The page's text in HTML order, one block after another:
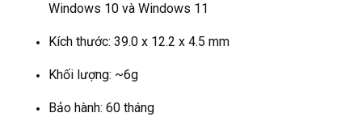
Windows 10 và Windows 11
Kích thước: 39.0 x 12.2 x 4.5 mm
Khối lượng: ~6g
Bảo hành: 60 tháng